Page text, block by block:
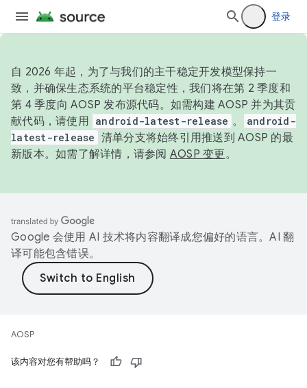
登录
自 2026 年起，为了与我们的主干稳定开发模型保持一
致，并确保生态系统的平台稳定性，我们将在第 2 季度和
第 4 季度向 AOSP 发布源代码。如需构建 AOSP 并为其贡
献代码，请使用 android-latest-release 。
android-
latest-release 清单分支将始终引用推送到 AOSP 的最
新版本。如需了解详情，请参阅 AOSP 变更。
Google 会使用 AI 技术将内容翻译成您偏好的语言。AI 翻
译可能包含错误。
AOSP
该内容对您有帮助吗？